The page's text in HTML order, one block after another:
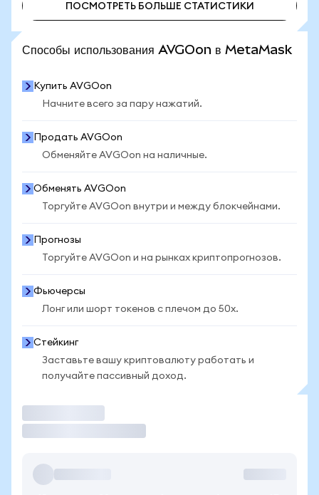
ПОСМОТРЕТЬ БОЛЬШЕ СТАТИСТИКИ
Способы использования AVGOon в MetaMask
Купить AVGOon
Начните всего за пару нажатий.
Продать AVGOon
Обменяйте AVGOon на наличные.
Обменять AVGOon
Торгуйте AVGOon внутри и между блокчейнами.
Прогнозы
Торгуйте AVGOon и на рынках криптопрогнозов.
Фьючерсы
Лонг или шорт токенов с плечом до 50x.
Стейкинг
Заставьте вашу криптовалюту работать и
получайте пассивный доход.